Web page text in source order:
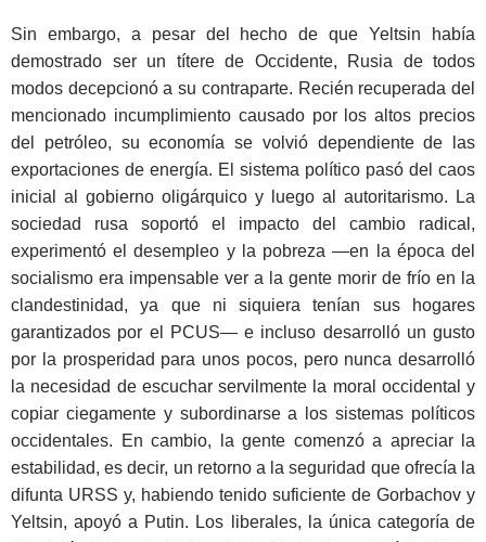
Sin embargo, a pesar del hecho de que Yeltsin había
demostrado ser un títere de Occidente, Rusia de todos
modos decepcionó a su contraparte. Recién recuperada del
mencionado incumplimiento causado por los altos precios
del petróleo, su economía se volvió dependiente de las
exportaciones de energía. El sistema político pasó del caos
inicial al gobierno oligárquico y luego al autoritarismo. La
sociedad rusa soportó el impacto del cambio radical,
experimentó el desempleo y la pobreza —en la época del
socialismo era impensable ver a la gente morir de frío en la
clandestinidad, ya que ni siquiera tenían sus hogares
garantizados por el PCUS— e incluso desarrolló un gusto
por la prosperidad para unos pocos, pero nunca desarrolló
la necesidad de escuchar servilmente la moral occidental y
copiar ciegamente y subordinarse a los sistemas políticos
occidentales. En cambio, la gente comenzó a apreciar la
estabilidad, es decir, un retorno a la seguridad que ofrecía la
difunta URSS y, habiendo tenido suficiente de Gorbachov y
Yeltsin, apoyó a Putin. Los liberales, la única categoría de